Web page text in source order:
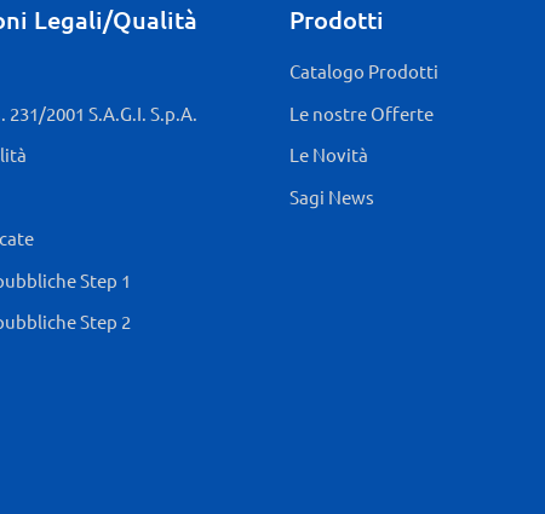
Legali/Qualità
2001 S.A.G.I. S.p.A.
Step 1
Step 2
Prodotti
Catalogo Prodotti
Le nostre Offerte
Le Novità
Sagi News